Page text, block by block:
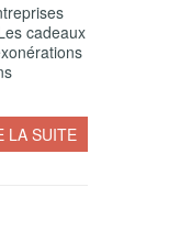
cadeaux
LA SUITE